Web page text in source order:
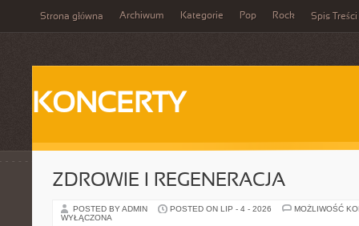
Strona główna Archiwum Kategorie Pop Rock Spis Treści
KONCERTY
ZDROWIE I REGENERACJA
POSTED BY ADMIN POSTED ON LIP - 4 - 2026
MOŻLIWOŚĆ
WYŁĄCZONA